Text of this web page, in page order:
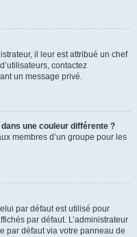
il leur est attribué un chef
contactez
un message privé.
une couleur différente ?
membres d’un groupe pour les
par défaut est utilisé pour
par défaut. L’administrateur
par défaut via votre panneau de